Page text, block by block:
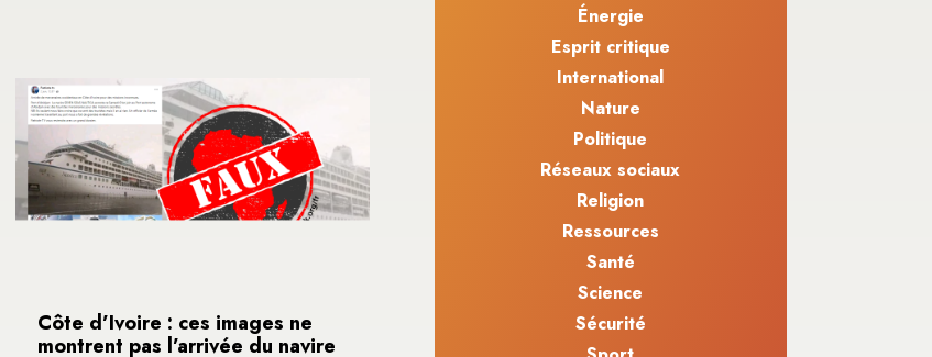
Côte d’Ivoire : ces images ne
montrent pas l’arrivée du navire
Énergie
Esprit critique
International
Nature
Politique
Réseaux sociaux
Religion
Ressources
Santé
Science
Sécurité